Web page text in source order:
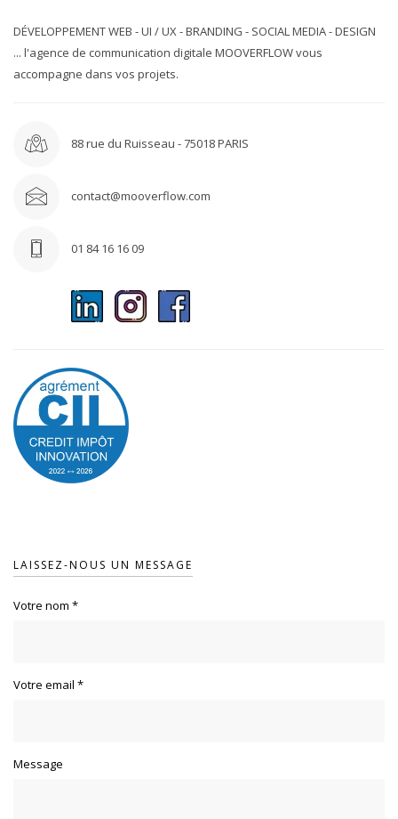
DÉVELOPPEMENT WEB - UI / UX - BRANDING - SOCIAL MEDIA - DESIGN
... l'agence de communication digitale MOOVERFLOW vous
accompagne dans vos projets.
88 rue du Ruisseau - 75018 PARIS
contact@mooverflow.com
01 84 16 16 09
LAISSEZ-NOUS UN MESSAGE
Votre nom *
Votre email *
Message